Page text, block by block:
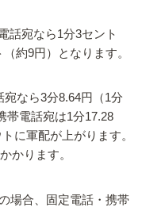
話宛なら1分3セント
約9円）となります。
宛なら3分8.64円（1分
帯電話宛は1分17.28
に軍配が上がります。
かります。
の場合、固定電話・携帯